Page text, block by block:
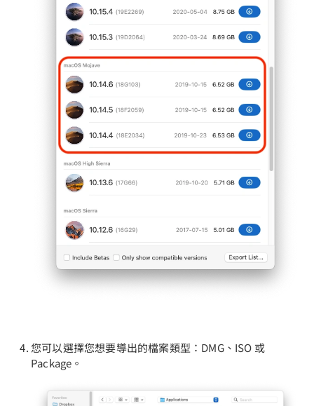
您可以選擇您想要導出的檔案類型：DMG、ISO 或
Package。